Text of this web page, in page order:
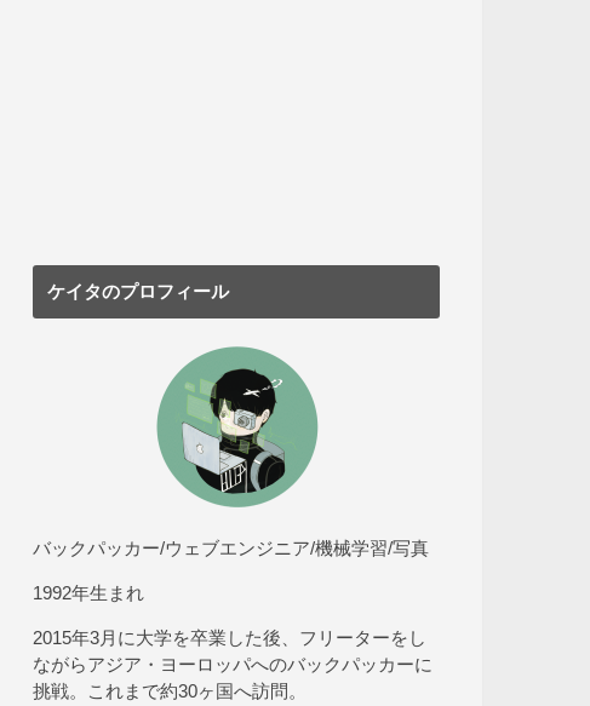
ケイタのプロフィール
バックパッカー/ウェブエンジニア/機械学習/写真
1992年生まれ
2015年3月に大学を卒業した後、フリーターをし
ながらアジア・ヨーロッパへのバックパッカーに
挑戦。これまで約30ヶ国へ訪問。